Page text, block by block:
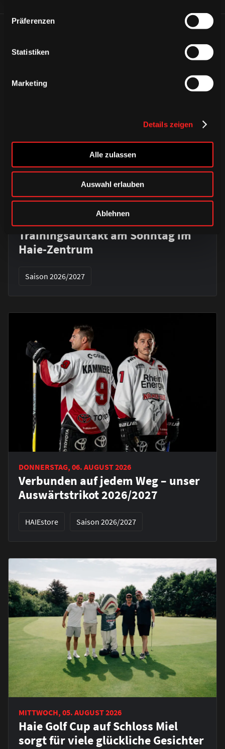
Präferenzen
Statistiken
Marketing
Details zeigen
Alle zulassen
Auswahl erlauben
Ablehnen
Alle Infos zum öffentlichen
Trainingsauftakt am Sonntag im
Haie-Zentrum
Saison 2026/2027
DONNERSTAG, 06. AUGUST 2026
Verbunden auf jedem Weg – unser
Auswärtstrikot 2026/2027
HAIEstore Saison 2026/2027
MITTWOCH, 05. AUGUST 2026
Haie Golf Cup auf Schloss Miel
sorgt für viele glückliche Gesichter